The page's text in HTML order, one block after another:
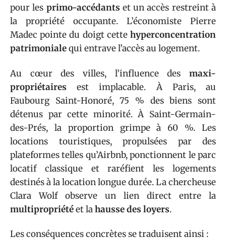
pour les primo-accédants et un accès restreint à
la propriété occupante. L’économiste Pierre
Madec pointe du doigt cette hyperconcentration
patrimonialequi entrave l’accès au logement.
Au cœur des villes, l’influence des maxi-
propriétaires est implacable. À Paris, au
Faubourg Saint-Honoré, 75 % des biens sont
détenus par cette minorité. À Saint-Germain-
des-Prés, la proportion grimpe à 60 %. Les
locations touristiques, propulsées par des
plateformes telles qu’Airbnb, ponctionnent le parc
locatif classique et raréfient les logements
destinés à la location longue durée. La chercheuse
Clara Wolf observe un lien direct entre la
multipropriétéet lahausse des loyers.
Les conséquences concrètes se traduisent ainsi :